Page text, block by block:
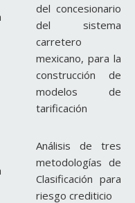
del concesionario
del sistema
carretero
mexicano, para la
construcción de
modelos de
tarificación
Análisis de tres
metodologías de
Clasificación para
riesgo crediticio